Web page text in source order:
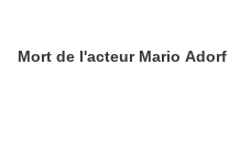
Mort de l'acteur Mario Adorf